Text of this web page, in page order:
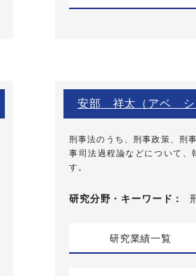
安部 祥太（アベ シ
刑事法のうち、刑事政策、刑
事司法過程論などについて、
す。
研究分野・ キーワード
研究業績一覧